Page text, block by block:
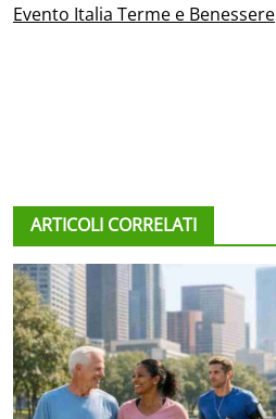
Evento Italia Terme e Benessere
ARTICOLI CORRELATI